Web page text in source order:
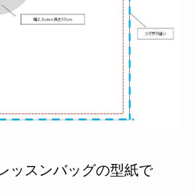
ッスンバッグの型紙で